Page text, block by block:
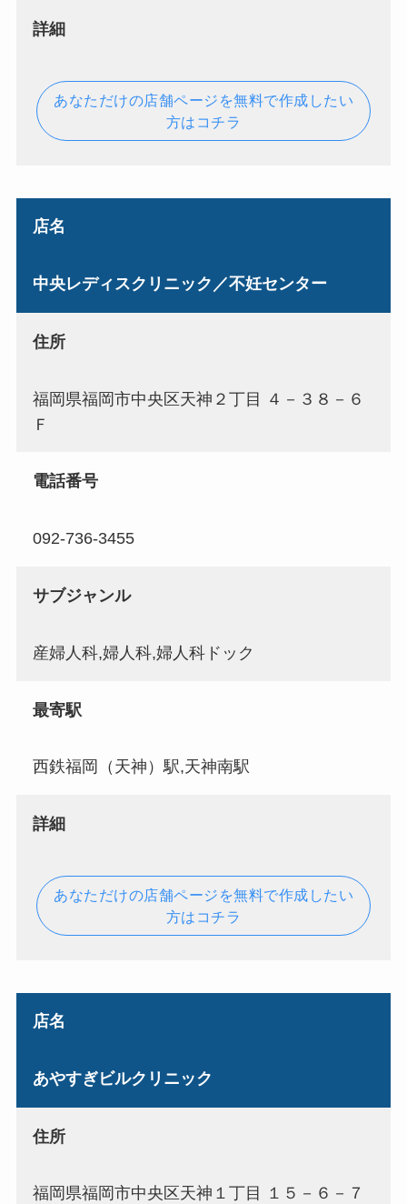
詳細
あなただけの店舗ページを無料で作成したい
方はコチラ
店名
中央レディスクリニック／不妊センター
住所
福岡県福岡市中央区天神２丁目 ４－３８－６
Ｆ
電話番号
092-736-3455
サブジャンル
産婦人科,婦人科,婦人科ドック
最寄駅
西鉄福岡（天神）駅,天神南駅
詳細
あなただけの店舗ページを無料で作成したい
方はコチラ
店名
あやすぎビルクリニック
住所
福岡県福岡市中央区天神１丁目 １５－６－７